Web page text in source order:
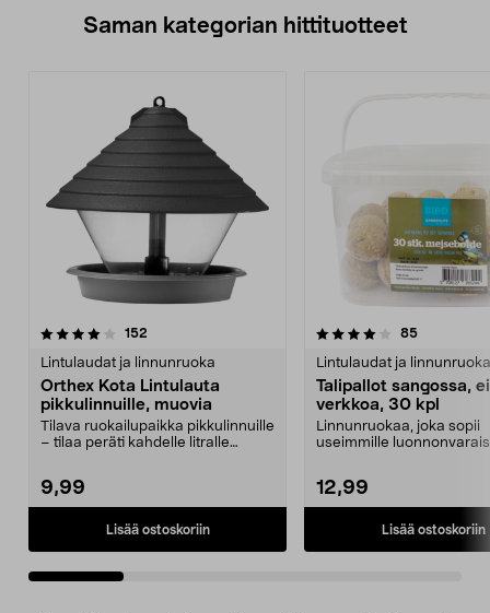
Saman kategorian hittituotteet
152
Lintulaudat ja linnunruoka
Orthex Kota Lintulauta
pikkulinnuille, muovia
Tilava ruokailupaikka pikkulinnuille
– tilaa peräti kahdelle litralle
9,99
Lisää ostoskoriin
4.0 viidestä
85arvostelut
Lintulaudat ja linnunruoka
Talipallot sangossa, ei
verkkoa, 30 kpl
Linnunruokaa, joka sopii
useimmille
12,99
Lisää ostoskoriin
4.0 viidestä